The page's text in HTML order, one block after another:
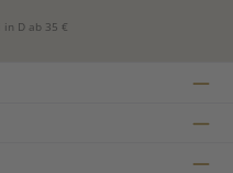
in D ab 35 €